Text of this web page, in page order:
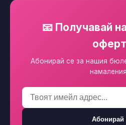
📧 Получавай
Абонирай се за нашия
Абонирай